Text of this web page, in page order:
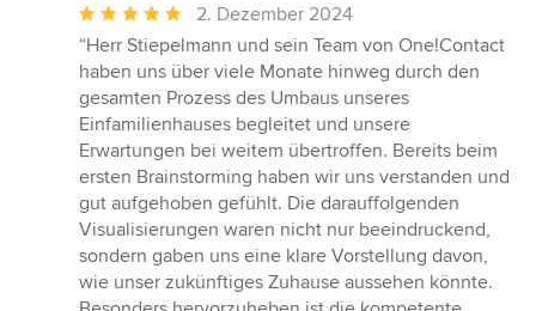
Durchschnittliche
Bewertung:
5
von
5
Sternen
2. Dezember 2024
“Herr Stiepelmann und sein Team von One!Contact
haben uns über viele Monate hinweg durch den
gesamten Prozess des Umbaus unseres
Einfamilienhauses begleitet und unsere
Erwartungen bei weitem übertroffen. Bereits beim
ersten Brainstorming haben wir uns verstanden und
gut aufgehoben gefühlt. Die darauffolgenden
Visualisierungen waren nicht nur beeindruckend,
sondern gaben uns eine klare Vorstellung davon,
wie unser zukünftiges Zuhause aussehen könnte.